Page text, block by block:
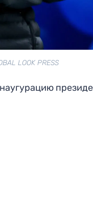
LOOK PRESS